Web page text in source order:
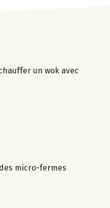
un wok avec
micro-fermes